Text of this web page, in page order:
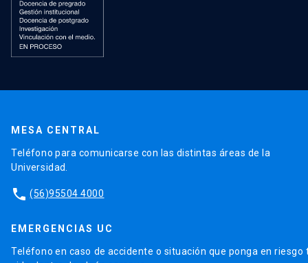
MESA CENTRAL
Teléfono para comunicarse con las distintas áreas de la
Universidad.
phone (56)95504 4000
EMERGENCIAS UC
Teléfono en caso de accidente o situación que ponga en riesgo